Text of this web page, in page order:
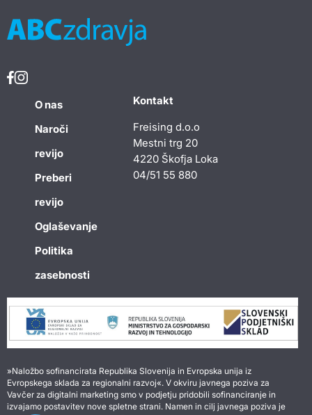
O nas
Naroči
revijo
Preberi
revijo
Oglaševanje
Politika
zasebnosti
Kontakt
Freising d.o.o
Mestni trg 20
4220 Škofja Loka
04/51 55 880
»Naložbo sofinancirata Republika Slovenija in Evropska unija iz
Evropskega sklada za regionalni razvoj«. V okviru javnega poziva za
Vavčer za digitalni marketing smo v podjetju pridobili sofinanciranje in
izvajamo postavitev nove spletne strani. Namen in cilj javnega poziva je